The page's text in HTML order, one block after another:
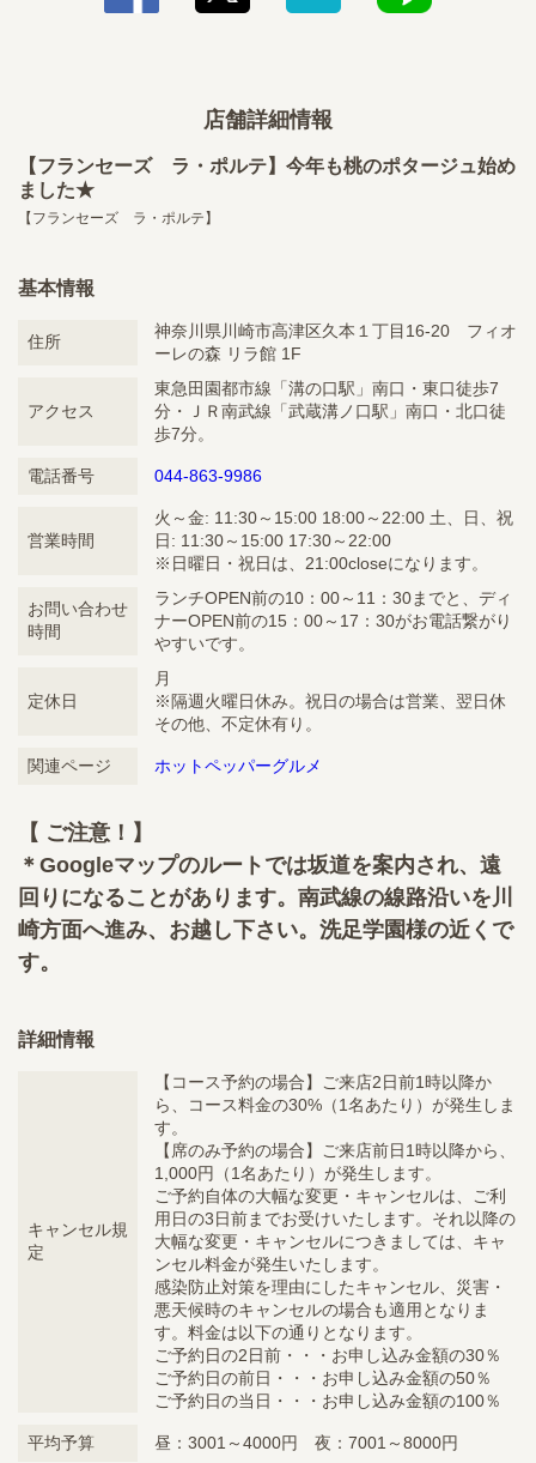
店舗詳細情報
【フランセーズ ラ・ポルテ】今年も桃のポタージュ始め
ました★
【フランセーズ ラ・ポルテ】
基本情報
住所
神奈川県川崎市高津区久本１丁目16-20 フィオ
ーレの森 リラ館 1F
アクセス
東急田園都市線「溝の口駅」南口・東口徒歩7
分・ＪＲ南武線「武蔵溝ノ口駅」南口・北口徒
歩7分。
電話番号 044-863-9986
営業時間
火～金: 11:30～15:00 18:00～22:00 土、日、祝
日: 11:30～15:00 17:30～22:00
※日曜日・祝日は、21:00closeになります。
お問い合わせ
時間
ランチOPEN前の10：00～11：30までと、ディ
ナーOPEN前の15：00～17：30がお電話繋がり
やすいです。
定休日
月
※隔週火曜日休み。祝日の場合は営業、翌日休
その他、不定休有り。
関連ページ ホットペッパーグルメ
【 ご注意！】
＊Googleマップのルートでは坂道を案内され、遠
回りになることがあります。南武線の線路沿いを川
崎方面へ進み、お越し下さい。洗足学園様の近くで
す。
詳細情報
キャンセル規
定
【コース予約の場合】ご来店2日前1時以降か
ら、コース料金の30%（1名あたり）が発生しま
す。
【席のみ予約の場合】ご来店前日1時以降から、
1,000円（1名あたり）が発生します。
ご予約自体の大幅な変更・キャンセルは、ご利
用日の3日前までお受けいたします。それ以降の
大幅な変更・キャンセルにつきましては、キャ
ンセル料金が発生いたします。
感染防止対策を理由にしたキャンセル、災害・
悪天候時のキャンセルの場合も適用となりま
す。料金は以下の通りとなります。
ご予約日の2日前・・・お申し込み金額の30％
ご予約日の前日・・・お申し込み金額の50％
ご予約日の当日・・・お申し込み金額の100％
平均予算 昼：3001～4000円 夜：7001～8000円